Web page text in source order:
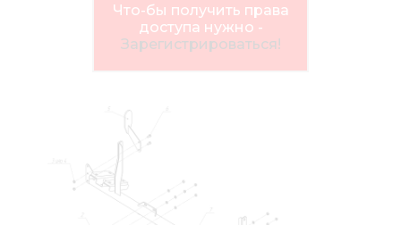
Что-бы получить права
доступа нужно -
Зарегистрироваться!